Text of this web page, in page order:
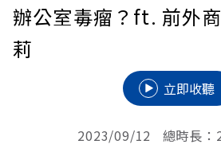
辦公室毒瘤？ft. 前外
莉
立即收聽
2023/09/12 總時長：